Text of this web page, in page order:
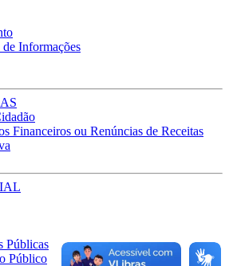
Informações
Financeiros ou Renúncias de Receitas
Públicas
Público